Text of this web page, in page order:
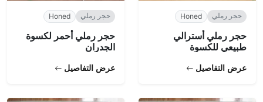
حجر رملي Honed
حجر رملي أسترالي
طبيعي للكسوة
عرض التفاصيل
حجر رملي Honed
حجر رملي أحمر لكسوة
الجدران
عرض التفاصيل